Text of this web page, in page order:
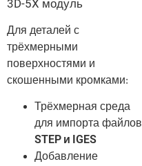
3D-5X модуль
Для деталей с
трёхмерными
поверхностями и
скошенными кромками:
Трёхмерная среда
для импорта файлов
STEP и IGES
Добавление